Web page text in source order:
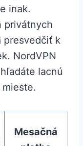
inak.
privátnych
presvedčiť k
NordVPN
lacnú
Mesačná